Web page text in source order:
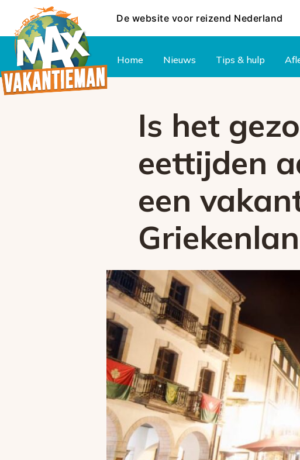
De website voor reizend Nederland
Home Nieuws Tips & hulp
Is het
eettijden
een